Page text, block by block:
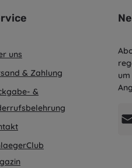
uns
& Zahlung
&